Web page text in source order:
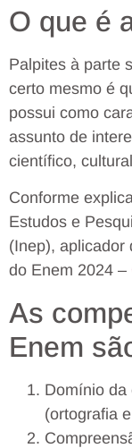
O que é
Palpites à parte
certo mesmo é
possui como
assunto de
científico,
Conforme
Estudos e
(Inep), aplicador
do Enem 2024 –
As
Enem
Domínio da
(ortografia